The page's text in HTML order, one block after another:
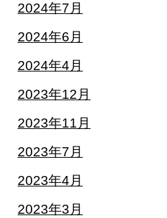
2024年7月
2024年6月
2024年4月
2023年12月
2023年11月
2023年7月
2023年4月
2023年3月